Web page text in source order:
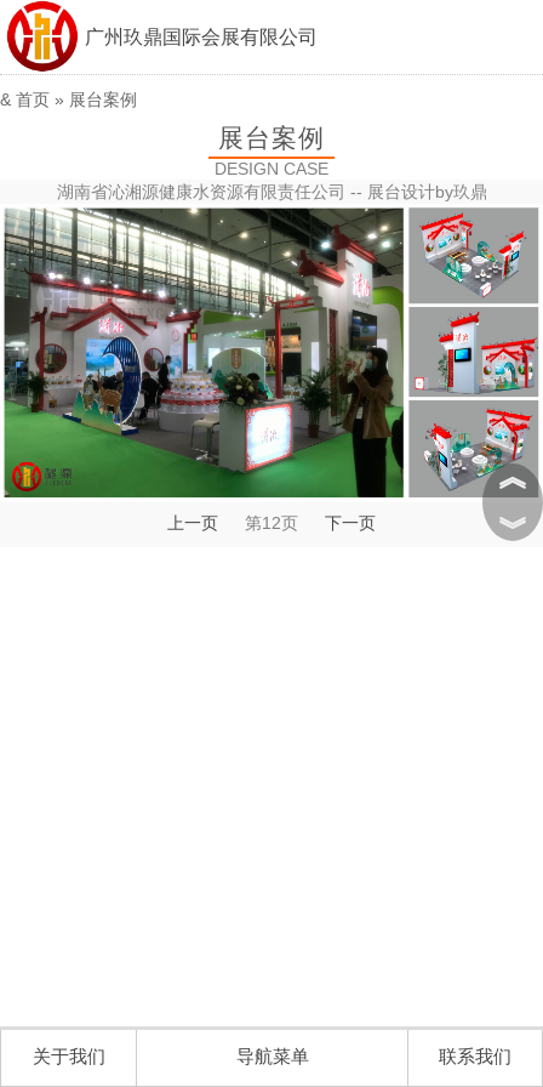
广州玖鼎国际会展有限公司
& 首页 » 展台案例
展台案例
DESIGN CASE
湖南省沁湘源健康水资源有限责任公司 -- 展台设计by玖鼎
上一页 第12页 下一页
︽
︾
关于我们 导航菜单 联系我们